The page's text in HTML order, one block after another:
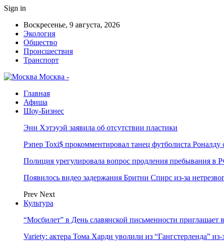
Sign in
Воскресенье, 9 августа, 2026
Экология
Общество
Происшествия
Транспорт
Москва -
Главная
Афиша
Шоу-Бизнес
Энн Хэтэуэй заявила об отсутствии пластики
Рэпер Toxi$ прокомментировал танец футболиста Роналду
Полиция урегулировала вопрос продления пребывания в
Появилось видео задержания Бритни Спирс из-за
Prev Next
Культура
“Мосбилет” в День славянской письменности приглашает
Variety: актера Тома Харди уволили из “Гангстерленда”